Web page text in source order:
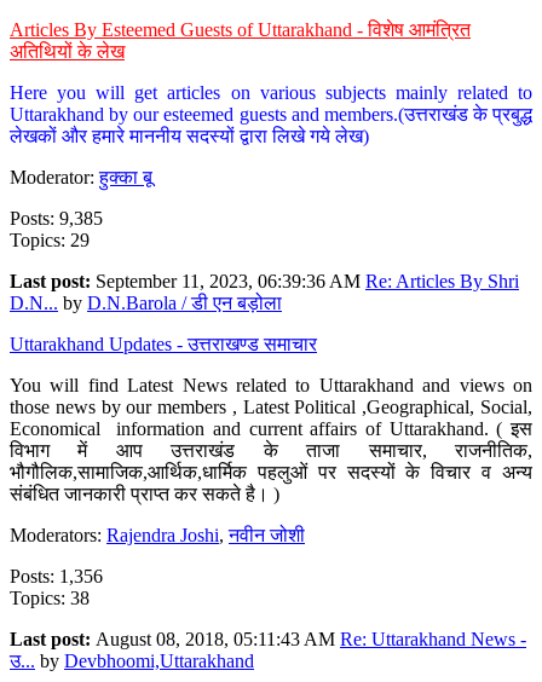
Articles By Esteemed Guests of Uttarakhand - विशेष आमंत्रित
अतिथियों के लेख
Here you will get articles on various subjects mainly related to
Uttarakhand by our esteemed guests and members.(उत्तराखंड के प्रबुद्ध
लेखकों और हमारे माननीय सदस्यों द्वारा लिखे गये लेख)
Moderator:हुक्का बू
Posts: 9,385
Topics: 29
Last post: September 11, 2023, 06:39:36 AM Re: Articles By Shri
D.N... by D.N.Barola / डी एन बड़ोला
Uttarakhand Updates - उत्तराखण्ड समाचार
You will find Latest News related to Uttarakhand and views on
those news by our members , Latest Political ,Geographical, Social,
Economical information and current affairs of Uttarakhand. ( इस
विभाग में आप उत्तराखंड के ताजा समाचार, राजनीतिक,
भौगौलिक,सामाजिक,आर्थिक,धार्मिक पहलुओं पर सदस्यों के विचार व अन्य
संबंधित जानकारी प्राप्त कर सकते है। )
Moderators: Rajendra Joshi,नवीन जोशी
Posts: 1,356
Topics: 38
Last post: August 08, 2018, 05:11:43 AM Re: Uttarakhand News -
उ... by Devbhoomi,Uttarakhand